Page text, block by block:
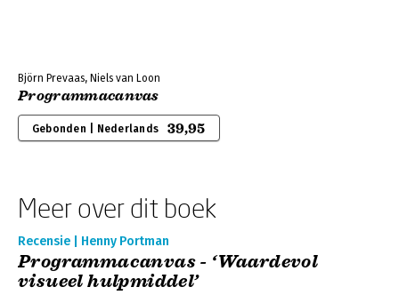
Björn Prevaas, Niels van Loon
Programmacanvas
Gebonden | Nederlands 39,95
Meer over dit boek
Recensie | Henny Portman
Programmacanvas - ‘Waardevol
visueel hulpmiddel’